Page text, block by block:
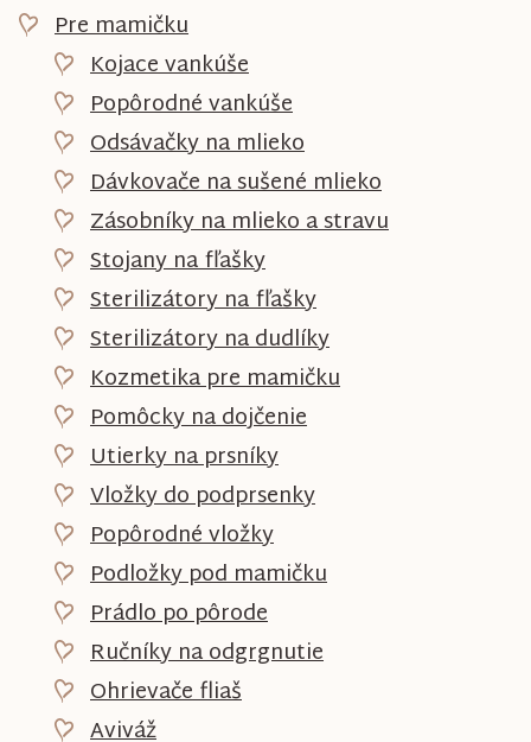
Pre mamičku
Kojace vankúše
Popôrodné vankúše
Odsávačky na mlieko
Dávkovače na sušené mlieko
Zásobníky na mlieko a stravu
Stojany na fľašky
Sterilizátory na fľašky
Sterilizátory na dudlíky
Kozmetika pre mamičku
Pomôcky na dojčenie
Utierky na prsníky
Vložky do podprsenky
Popôrodné vložky
Podložky pod mamičku
Prádlo po pôrode
Ručníky na odgrgnutie
Ohrievače fliaš
Aviváž